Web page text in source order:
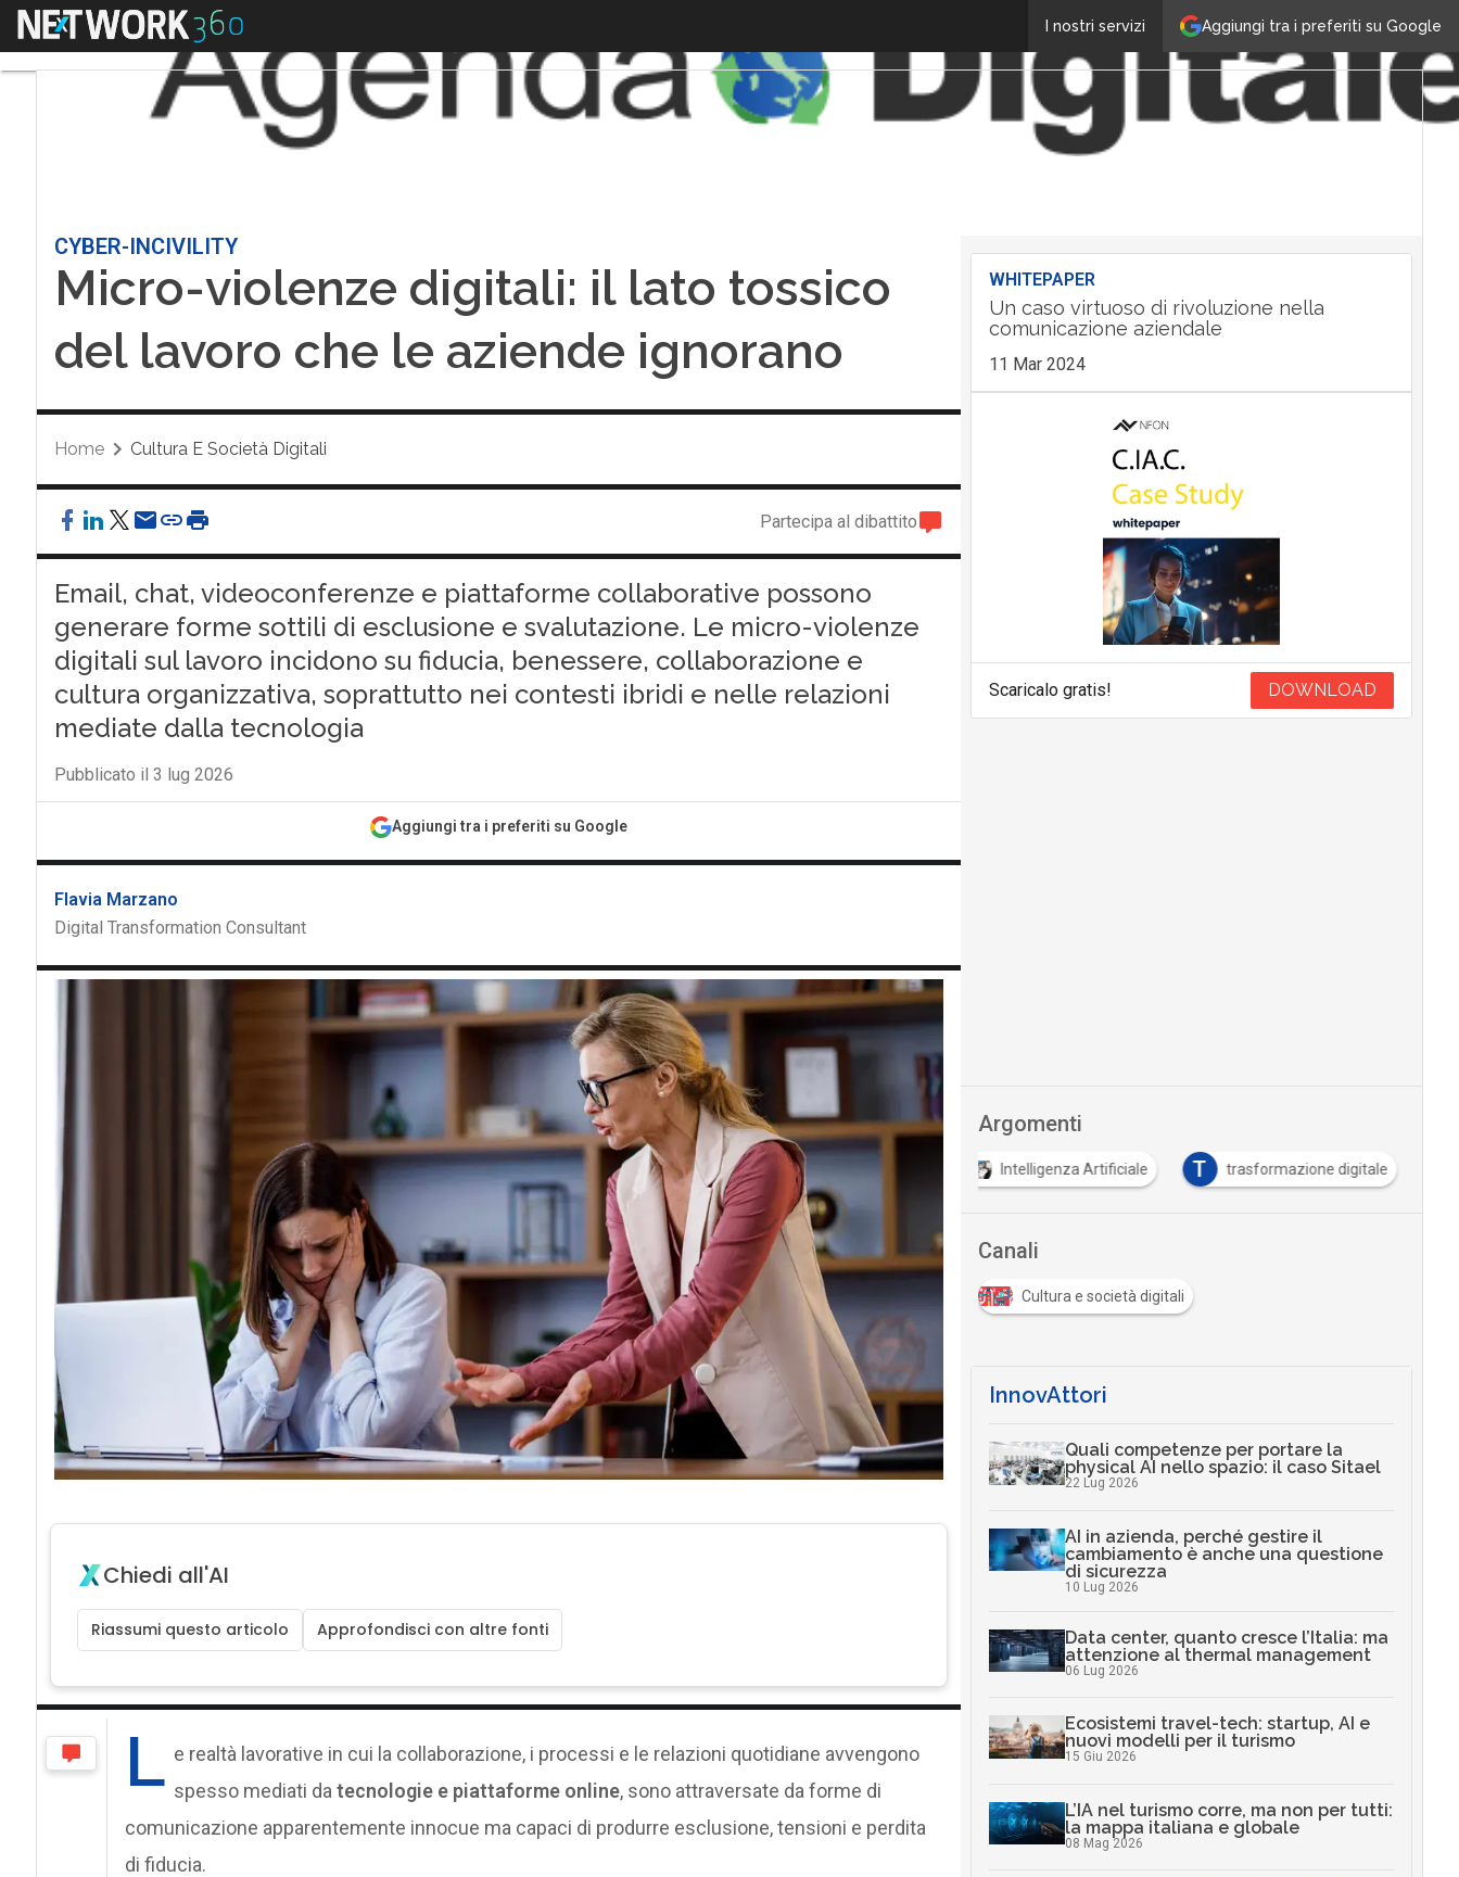
Aggiungi tra i preferiti su Google
I nostri servizi
Menu
CYBER-INCIVILITY
Micro-violenze digitali: il lato tossico
del lavoro che le aziende ignorano
Home Cultura E Società Digitali
Partecipa al dibattito
Email, chat, videoconferenze e piattaforme collaborative possono
generare forme sottili di esclusione e svalutazione. Le micro-violenze
digitali sul lavoro incidono su fiducia, benessere, collaborazione e
cultura organizzativa, soprattutto nei contesti ibridi e nelle relazioni
mediate dalla tecnologia
Pubblicato il 3 lug 2026
Aggiungi tra i preferiti su Google
Flavia Marzano
Digital Transformation Consultant
Chiedi all'AI
Riassumi questo articolo Approfondisci con altre fonti
L e realtà lavorative in cui la collaborazione, i processi e le relazioni quotidiane avvengono
spesso mediati da tecnologie e piattaforme online, sono attraversate da forme di
comunicazione apparentemente innocue ma capaci di produrre esclusione, tensioni e perdita
di fiducia.
WHITEPAPER
Un caso virtuoso di rivoluzione nella
comunicazione aziendale
11 Mar 2024
Scaricalo gratis! DOWNLOAD
Argomenti
Intelligenza Artificiale T trasformazione digitale
Canali
Cultura e società digitali
InnovAttori
Quali competenze per portare la
physical AI nello spazio: il caso Sitael
22 Lug 2026
AI in azienda, perché gestire il
cambiamento è anche una questione
di sicurezza
10 Lug 2026
Data center, quanto cresce l’Italia: ma
attenzione al thermal management
06 Lug 2026
Ecosistemi travel-tech: startup, AI e
nuovi modelli per il turismo
15 Giu 2026
L’IA nel turismo corre, ma non per tutti:
la mappa italiana e globale
08 Mag 2026